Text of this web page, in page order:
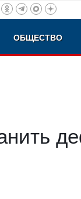
ОБЩЕСТВО